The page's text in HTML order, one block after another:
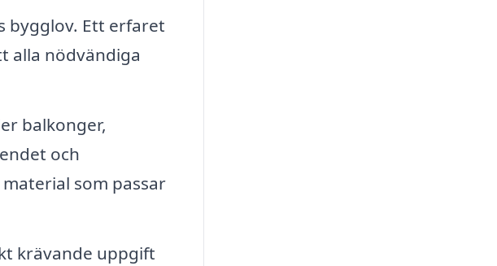
bygglov. Ett erfaret
alla nödvändiga
balkonger,
och
som passar
krävande uppgift